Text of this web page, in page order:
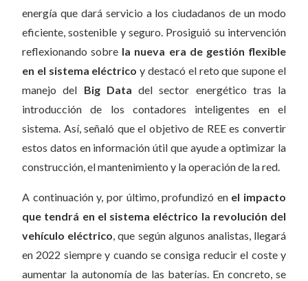
energía que dará servicio a los ciudadanos de un modo
eficiente, sostenible y seguro. Prosiguió su intervención
reflexionando sobre la nueva era de gestión flexible
en el sistema eléctrico y destacó el reto que supone el
manejo del Big Data del sector energético tras la
introducción de los contadores inteligentes en el
sistema. Así, señaló que el objetivo de REE es convertir
estos datos en información útil que ayude a optimizar la
construcción, el mantenimiento y la operación de la red.
A continuación y, por último, profundizó en el impacto
que tendrá en el sistema eléctrico la revolución del
vehículo eléctrico , que según algunos analistas, llegará
en 2022 siempre y cuando se consiga reducir el coste y
aumentar la autonomía de las baterías. En concreto, se